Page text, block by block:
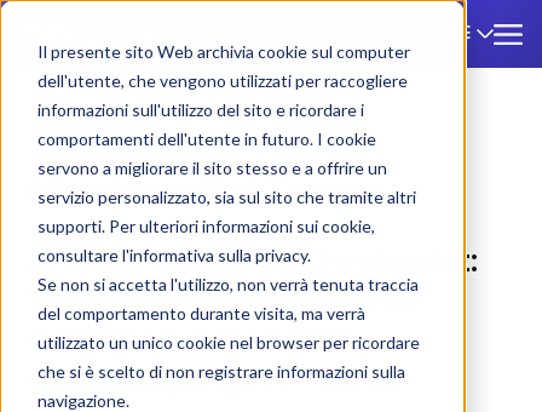
Il presente sito Web archivia cookie sul computer
dell'utente, che vengono utilizzati per raccogliere
informazioni sull'utilizzo del sito e ricordare i
comportamenti dell'utente in futuro. I cookie
servono a migliorare il sito stesso e a offrire un
servizio personalizzato, sia sul sito che tramite altri
supporti. Per ulteriori informazioni sui cookie,
consultare l'informativa sulla privacy.
Se non si accetta l'utilizzo, non verrà tenuta traccia
del comportamento durante visita, ma verrà
utilizzato un unico cookie nel browser per ricordare
che si è scelto di non registrare informazioni sulla
navigazione.
DE
Montecatini
Montecatini Terme
ZTL und Reisebus-Checkpoint:
Vollständiger Leitfaden zu
Gebühren, Zonen und
Genehmigungsverfahren